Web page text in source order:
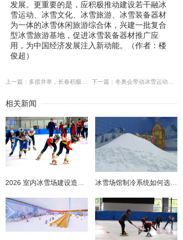
发展。更重要的是，应积极推动建设若干融冰
雪运动、冰雪文化、冰雪旅游、冰雪装备器材
为一体的冰雪休闲旅游综合体，兴建一批复合
型冰雪旅游基地，促进冰雪装备器材推广应
用，为中国经济发展注入新动能。（作者：楼
俊超）
上一篇：多措并举，长春积极拉动冰雪旅游消费 下一篇：冬奥会带动冰雪运动向纵深发展
相关新闻
冰雪场馆制冷系统如何选择更节能？从设计到运维的全链路节能指南